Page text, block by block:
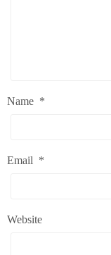
Name *
Email *
Website